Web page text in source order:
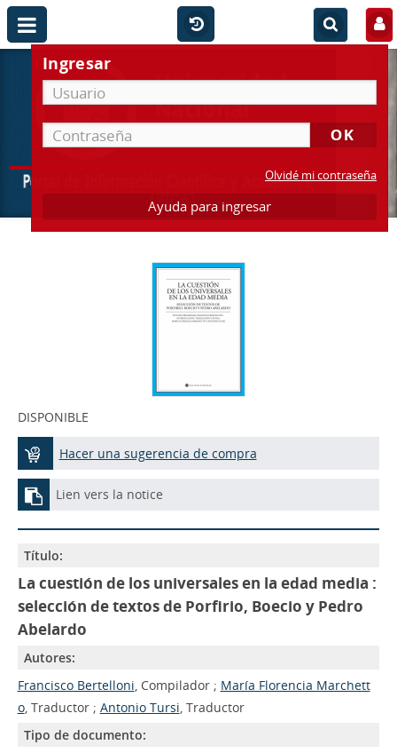
Ingresar
Olvidé mi contraseña
Ayuda para ingresar
DISPONIBLE
Hacer una sugerencia de compra
Lien vers la notice
Título:
La cuestión de los universales en la edad media :
selección de textos de Porfirio, Boecio y Pedro
Abelardo
Autores:
Francisco Bertelloni, Compilador ; María Florencia Marchett
o, Traductor ; Antonio Tursi, Traductor
Tipo de documento: